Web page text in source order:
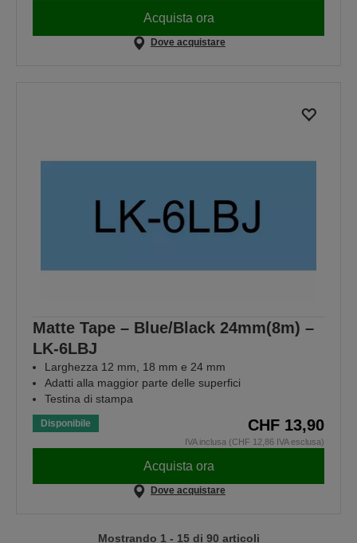
Acquista ora
Dove acquistare
Matte Tape – Blue/Black 24mm(8m) –
LK-6LBJ
Larghezza 12 mm, 18 mm e 24 mm
Adatti alla maggior parte delle superfici
Testina di stampa
Disponibile CHF 13,90
IVA inclusa (CHF 12,86 IVA esclusa)
Acquista ora
Dove acquistare
Mostrando 1 - 15 di 90 articoli